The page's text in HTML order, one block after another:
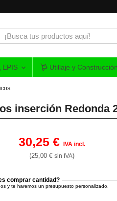
EPIS Utillaje y Construcción
inserción Redonda
30,25 €IVA incl.
(25,00 €sin IVA)
comprar cantidad?
y te haremos un presupuesto personalizado.